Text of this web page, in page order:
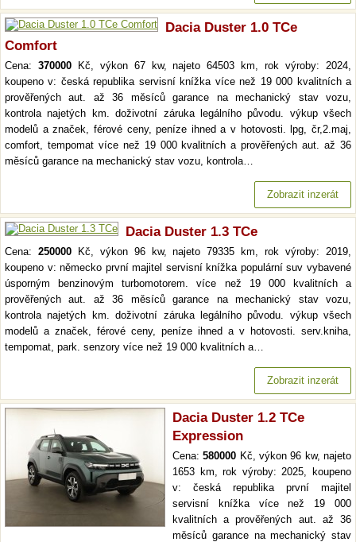
Dacia Duster 1.0 TCe
Comfort
Cena: 370000Kč, výkon 67 kw, najeto 64503 km, rok výroby: 2024,
koupeno v: česká republika servisní knížka více než 19 000 kvalitních a
prověřených aut. až 36 měsíců garance na mechanický stav vozu,
kontrola najetých km. doživotní záruka legálního původu. výkup všech
modelů a značek, férové ceny, peníze ihned a v hotovosti. lpg, čr,2.maj,
comfort, tempomat více než 19 000 kvalitních a prověřených aut. až 36
měsíců garance na mechanický stav vozu, kontrola…
Zobrazit inzerát
Dacia Duster 1.3 TCe
Cena: 250000Kč, výkon 96 kw, najeto 79335 km, rok výroby: 2019,
koupeno v: německo první majitel servisní knížka populární suv vybavené
úsporným benzinovým turbomotorem. více než 19 000 kvalitních a
prověřených aut. až 36 měsíců garance na mechanický stav vozu,
kontrola najetých km. doživotní záruka legálního původu. výkup všech
modelů a značek, férové ceny, peníze ihned a v hotovosti. serv.kniha,
tempomat, park. senzory více než 19 000 kvalitních a…
Zobrazit inzerát
Dacia Duster 1.2 TCe
Expression
Cena:580000 Kč, výkon 96 kw, najeto
1653 km, rok výroby: 2025, koupeno
v: česká republika první majitel
servisní knížka více než 19 000
kvalitních a prověřených aut. až 36
měsíců garance na mechanický stav